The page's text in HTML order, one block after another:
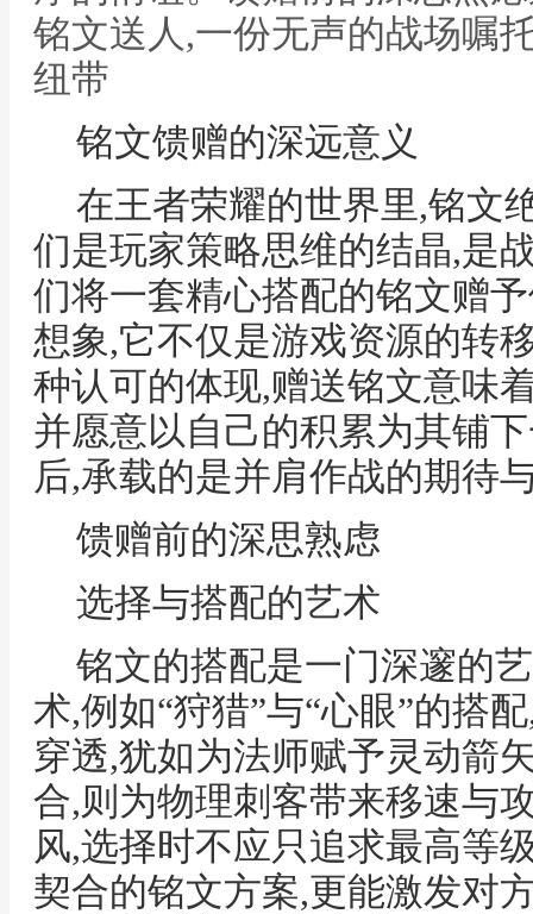
铭文送人,一份无声的战场嘱
纽带
铭文馈赠的深远意义
在王者荣耀的世界里,铭文
们是玩家策略思维的结晶,是
们将一套精心搭配的铭文赠
想象,它不仅是游戏资源的转
种认可的体现,赠送铭文意味
并愿意以自己的积累为其铺
后,承载的是并肩作战的期待
馈赠前的深思熟虑
选择与搭配的艺术
铭文的搭配是一门深邃的
术,例如“狩猎”与“心眼”的搭
穿透,犹如为法师赋予灵动箭
合,则为物理刺客带来移速与
风,选择时不应只追求最高等
契合的铭文方案,更能激发对